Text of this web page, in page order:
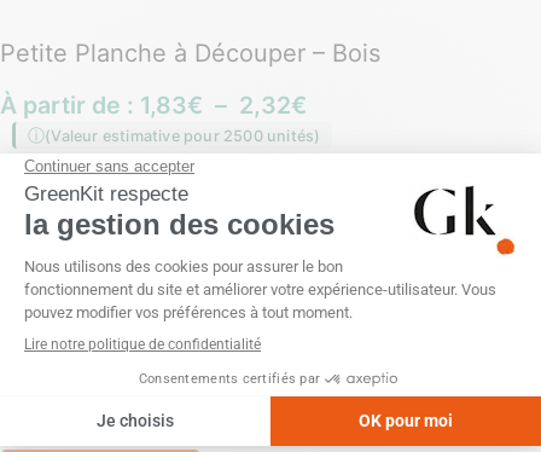
Petite Planche à Découper – Bois
À partir de : 1,83€ – 2,32€
(Valeur estimative pour 2500 unités)
Notre petite planche à découper, avec ses dimensions de
22x12x1.2cm, est l’accessoire de cuisine idéal pour les
espaces restreints, offrant qualité et durabilité.
PERSONNALISATION
Gravure laser Sans personnalisation